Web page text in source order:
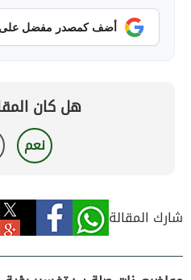
أضف كمصدر مفضل على Google
هل كان
نعم
شارك المقالة